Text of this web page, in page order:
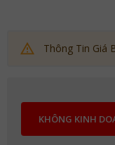
Thông Tin Giá
KHÔNG KINH